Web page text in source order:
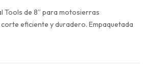
actual
es:
Tools de 8″ para motosierras
corte eficiente y duradero. Empaquetada